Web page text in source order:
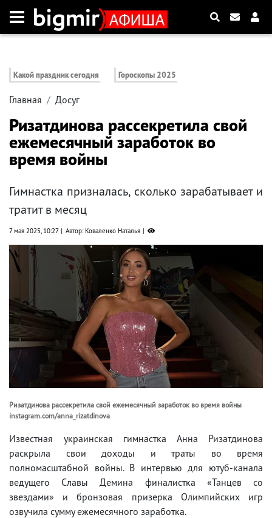
Какой праздник сегодня Гороскопы 2025
Главная Досуг
Ризатдинова рассекретила свой
ежемесячный заработок во
время войны
Гимнастка призналась, сколько зарабатывает и
тратит в месяц
7 мая 2025, 10:27 Автор: Коваленко Наталья
Ризатдинова рассекретила свой ежемесячный заработок во время войны
instagram.com/anna_rizatdinova
Известная украинская гимнастка Анна Ризатдинова
раскрыла свои доходы и траты во время
полномасштабной войны. В интервью для ютуб-канала
ведущего Славы Демина финалистка «Танцев со
звездами» и бронзовая призерка Олимпийских игр
озвучила сумму ежемесячного заработка.